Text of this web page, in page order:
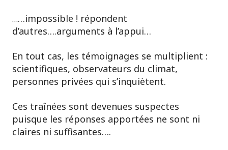
……impossible ! répondent
d’autres….arguments à l’appui…
En tout cas, les témoignages se multiplient :
scientifiques, observateurs du climat,
personnes privées qui s’inquiètent.
Ces traînées sont devenues suspectes
puisque les réponses apportées ne sont ni
claires ni suffisantes….